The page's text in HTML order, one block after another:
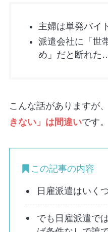
主婦は単発バイ
派遣会社に「世
め」だと断れた
こんな話がありますが、
きない」は間違いです。
この記事の内容
日雇派遣はいく
でも日雇派遣で